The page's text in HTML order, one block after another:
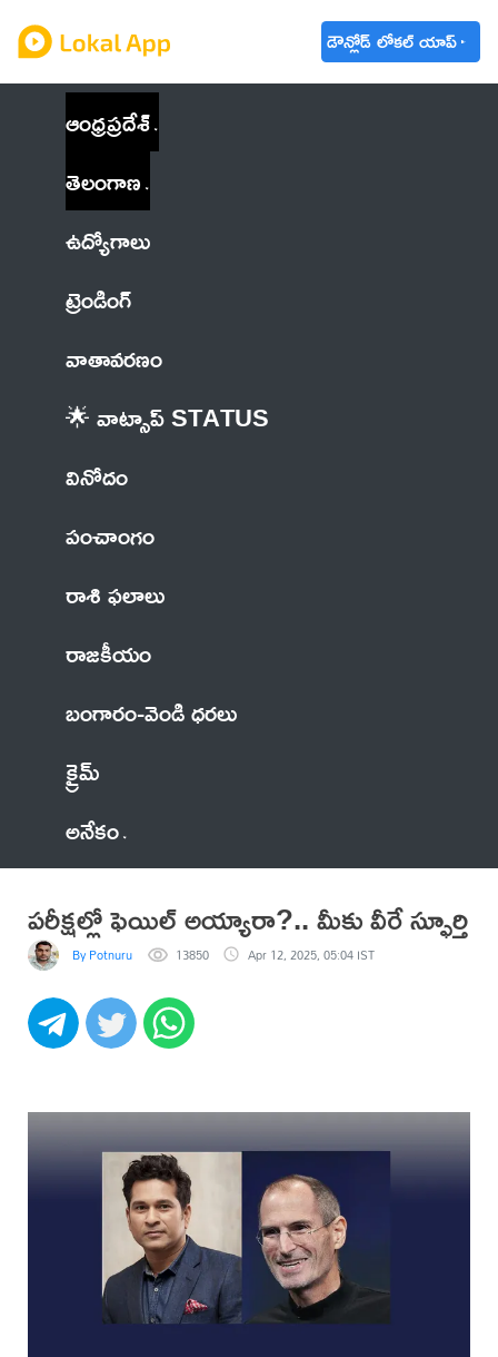
డౌన్లోడ్ లోకల్ యాప్
ఆంధ్రప్రదేశ్
తెలంగాణ
ఉద్యోగాలు
ట్రెండింగ్
వాతావరణం
🌟 వాట్సాప్ STATUS
వినోదం
పంచాంగం
రాశి ఫలాలు
రాజకీయం
బంగారం-వెండి ధరలు
క్రైమ్
అనేకం
పరీక్షల్లో ఫెయిల్‌ అయ్యారా?.. మీకు వీరే స్ఫూర్తి
By Potnuru 13850 Apr 12, 2025, 05:04 IST